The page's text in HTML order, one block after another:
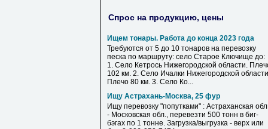
Спрос на продукцию, цены
Ищем тонары. Работа до конца 2023 года
Требуются от 5 до 10 тонаров на перевозку
песка по маршруту: село Старое Ключище до:
1. Село Кетрось Нижегородской области.
102 км. 2. Село Ичалки Нижегородской
Плечо 80 км. 3. Село Ко...
Ищу Астрахань-Москва, 25 фур
Ищу перевозку "попутками" : Астраханская
- Московская обл., перевезти 500 тонн в биг-
бэгах по 1 тонне. Загрузка/выгрузка - верх или